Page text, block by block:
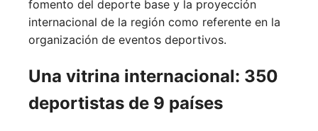
fomento del deporte base y la proyección
internacional de la región como referente en la
organización de eventos deportivos.
Una vitrina internacional: 350
deportistas de 9 países